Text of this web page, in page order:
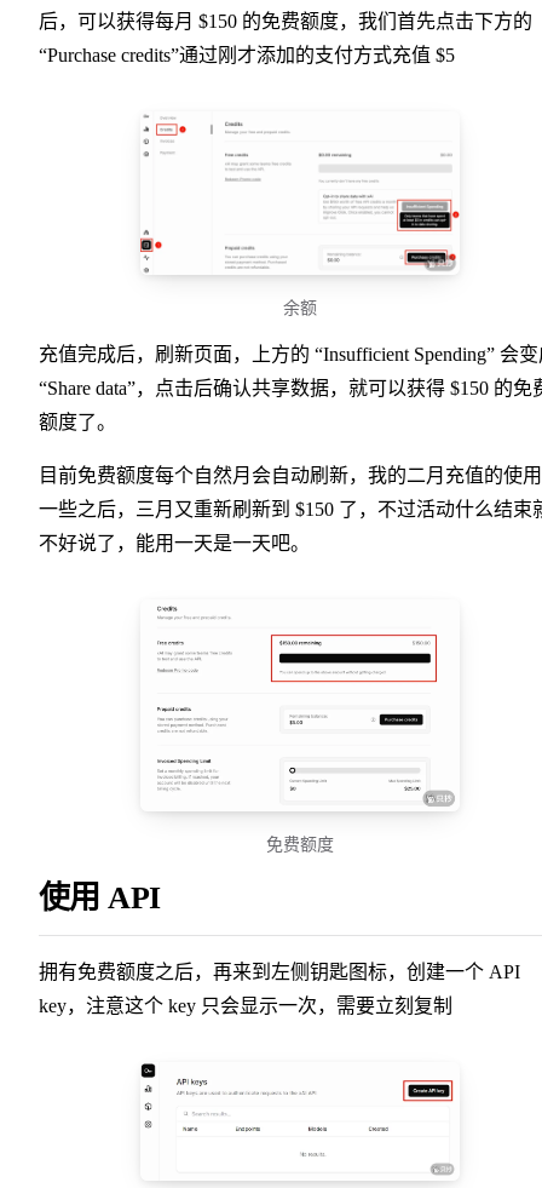
后，可以获得每月 $150 的免费额度，我们首先点击下方的
“Purchase credits”通过刚才添加的支付方式充值 $5
余额
充值完成后，刷新页面，上方的 “Insufficient Spending” 会
“Share data”，点击后确认共享数据，就可以获得 $150 的免
额度了。
目前免费额度每个自然月会自动刷新，我的二月充值的使
一些之后，三月又重新刷新到 $150 了，不过活动什么结束
不好说了，能用一天是一天吧。
免费额度
使用 API
拥有免费额度之后，再来到左侧钥匙图标，创建一个 API
key，注意这个 key 只会显示一次，需要立刻复制